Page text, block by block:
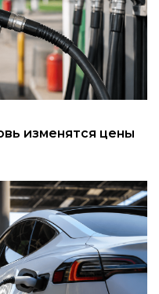
изменятся цены